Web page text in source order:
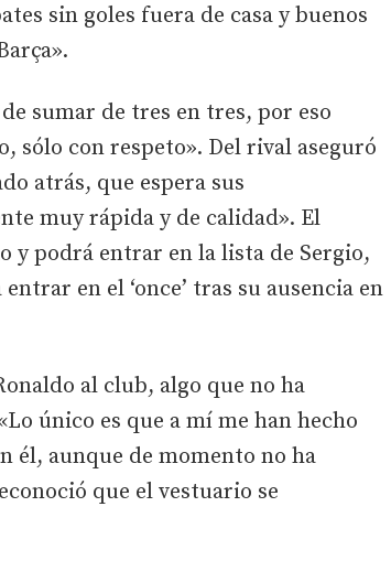
sin goles fuera de casa y buenos
sumar de tres en tres, por eso
sólo con respeto». Del rival aseguró
atrás, que espera sus
muy rápida y de calidad». El
y podrá entrar en la lista de Sergio,
en el ‘once’ tras su ausencia en
al club, algo que no ha
único es que a mí me han hecho
él, aunque de momento no ha
que el vestuario se